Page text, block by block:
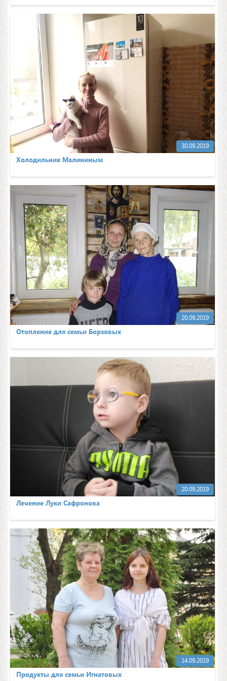
30.09.2019
Холодильник Малининым
20.09.2019
Отопление для семьи Борзовых
20.09.2019
Лечение Луки Сафронова
14.09.2019
Продукты для семьи Игнатовых